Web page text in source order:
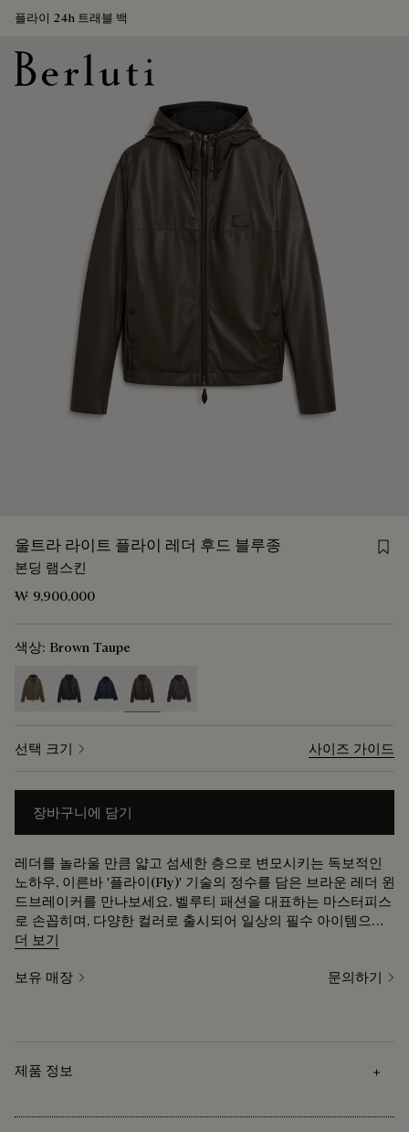
플라이 24h 트래블 백
울트라 라이트 플라이 레더 후드 블루종
본딩 램스킨
₩ 9,900,000
색상: Brown Taupe
selected
선택 크기 사이즈 가이드
장바구니에 담기
레더를 놀라울 만큼 얇고 섬세한 층으로 변모시키는 독보적인
노하우, 이른바 '플라이(Fly)' 기술의 정수를 담은 브라운 레더 윈
드브레이커를 만나보세요. 벨루티 패션을 대표하는 마스터피스
로 손꼽히며, 다양한 컬러로 출시되어 일상의 필수 아이템으로
자리 잡았습니다.
더 보기
보유 매장 문의하기
제품 정보